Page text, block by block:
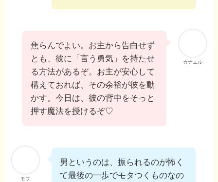
カナエル
焦らんでよい。お主から告白せず
とも、彼に「言う勇気」を持たせ
る方法があるぞ。お主が安心して
構えておれば、その余裕が彼を動
かす。今日は、彼の背中をそっと
押す魔法を授けるぞ♡
モフ
男というのは、振られるのが怖く
て最後の一歩でモタつくものなの